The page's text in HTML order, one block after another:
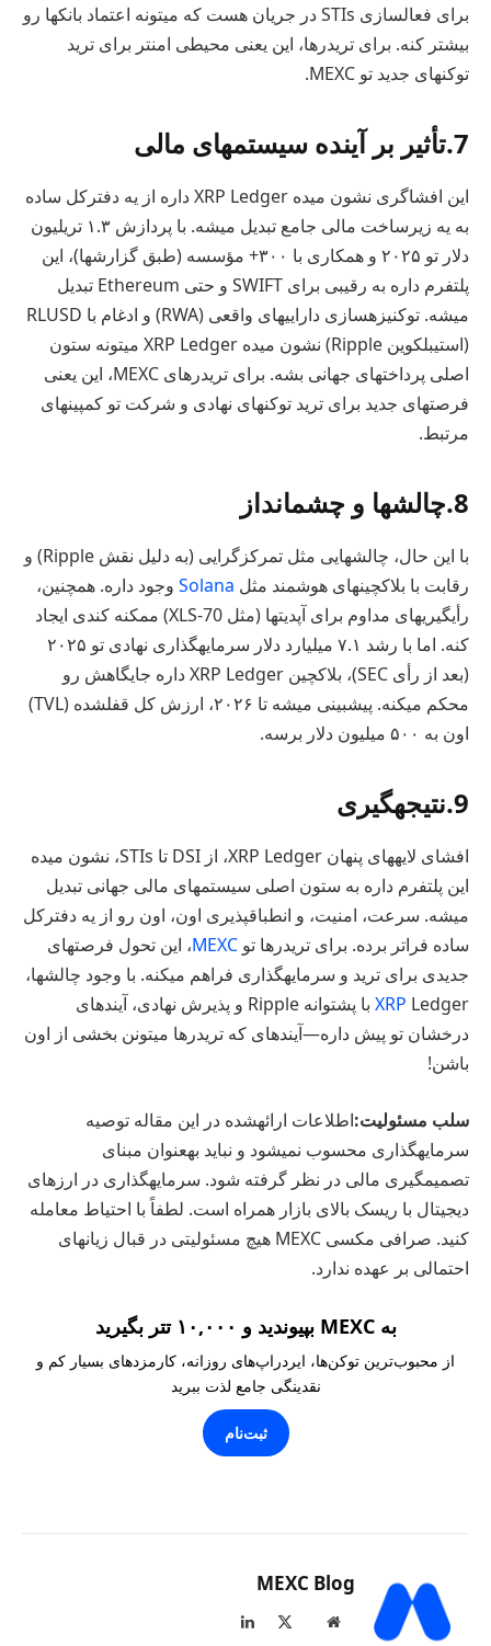
برای فعالسازی STIs در جریان هست که میتونه اعتماد بانکها رو
بیشتر کنه. برای تریدرها، این یعنی محیطی امنتر برای ترید
توکنهای جدید تو MEXC.
7.تأثیر بر آینده سیستمهای مالی
این افشاگری نشون میده XRP Ledger داره از یه دفترکل ساده
به یه زیرساخت مالی جامع تبدیل میشه. با پردازش ۱.۳ تریلیون
دلار تو ۲۰۲۵ و همکاری با ۳۰۰+ مؤسسه (طبق گزارشها)، این
پلتفرم داره به رقیبی برای SWIFT و حتی Ethereum تبدیل
میشه. توکنیزهسازی داراییهای واقعی (RWA) و ادغام با RLUSD
(استیبلکوین Ripple) نشون میده XRP Ledger میتونه ستون
اصلی پرداختهای جهانی بشه. برای تریدرهای MEXC، این یعنی
فرصتهای جدید برای ترید توکنهای نهادی و شرکت تو کمپینهای
مرتبط.
8.چالشها و چشمانداز
با این حال، چالشهایی مثل تمرکزگرایی (به دلیل نقش Ripple) و
رقابت با بلاکچینهای هوشمند مثل Solana وجود داره. همچنین،
رأیگیریهای مداوم برای آپدیتها (مثل XLS-70) ممکنه کندی ایجاد
کنه. اما با رشد ۷.۱ میلیارد دلار سرمایهگذاری نهادی تو ۲۰۲۵
(بعد از رأی SEC)، بلاکچین XRP Ledger داره جایگاهش رو
محکم میکنه. پیشبینی میشه تا ۲۰۲۶، ارزش کل قفلشده (TVL)
اون به ۵۰۰ میلیون دلار برسه.
9.نتیجهگیری
افشای لایههای پنهان XRP Ledger، از DSI تا STIs، نشون میده
این پلتفرم داره به ستون اصلی سیستمهای مالی جهانی تبدیل
میشه. سرعت، امنیت، و انطباقپذیری اون، اون رو از یه دفترکل
ساده فراتر برده. برای تریدرها تو MEXC، این تحول فرصتهای
جدیدی برای ترید و سرمایهگذاری فراهم میکنه. با وجود چالشها،
XRP
Ledger با پشتوانه Ripple و پذیرش نهادی، آیندهای
درخشان تو پیش داره—آیندهای که تریدرها میتونن بخشی از اون
باشن!
سلب مسئولیت:اطلاعات ارائهشده در این مقاله توصیه
سرمایهگذاری محسوب نمیشود و نباید بهعنوان مبنای
تصمیمگیری مالی در نظر گرفته شود. سرمایهگذاری در ارزهای
دیجیتال با ریسک بالای بازار همراه است. لطفاً با احتیاط معامله
کنید. صرافی مکسی MEXC هیچ مسئولیتی در قبال زیانهای
احتمالی بر عهده ندارد.
به MEXC بپیوندید و ۱۰,۰۰۰ تتر بگیرید
از محبوب‌ترین توکن‌ها، ایردراپ‌های روزانه، کارمزدهای بسیار کم و
نقدینگی جامع لذت ببرید
ثبت‌نام
MEXC Blog
Website
LinkedIn